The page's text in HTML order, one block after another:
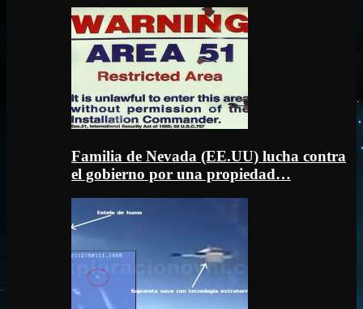
Familia de Nevada (EE.UU) lucha contra
el gobierno por una propiedad…